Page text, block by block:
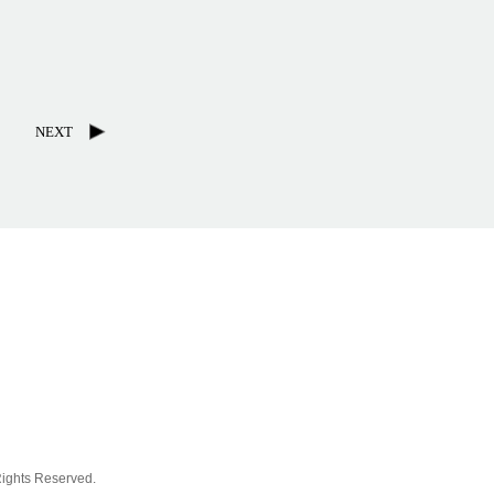
NEXT
Reserved.